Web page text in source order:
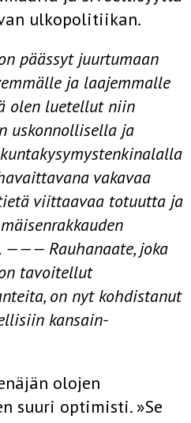
ulkopolitiikan.
päässyt juurtumaan
ja laajemmalle
olen luetellut niin
uskonnollisella ja
vakavaa
viittaavaa totuutta ja
——— Rauhanaate, joka
tavoitellut
on nyt kohdistanut
kansain­
olojen
suuri opti­misti. »Se